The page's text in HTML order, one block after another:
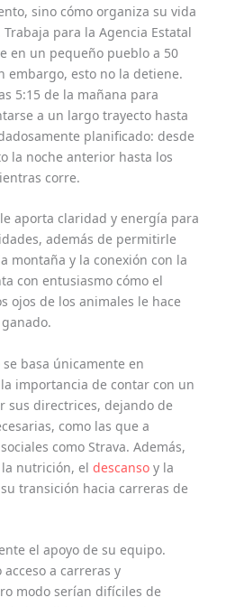
sino cómo organiza su vida
para la Agencia Estatal
en un pequeño pueblo a 50
embargo, esto no la detiene.
5:15 de la mañana para
a un largo trayecto hasta
planificado: desde
la noche anterior hasta los
corre.
aporta claridad y energía para
además de permitirle
montaña y la conexión con la
con entusiasmo cómo el
ojos de los animales le hace
basa únicamente en
importancia de contar con un
sus directrices, dejando de
como las que a
como Strava. Además,
nutrición, el descanso y la
transición hacia carreras de
el apoyo de su equipo.
a carreras y
modo serían difíciles de